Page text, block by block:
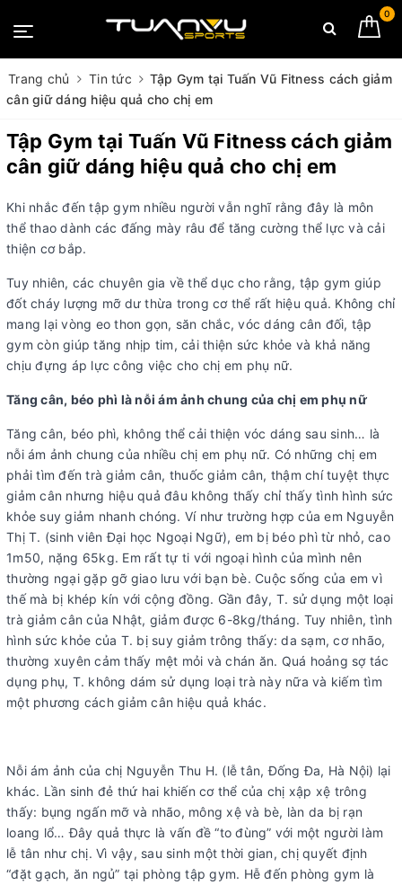
0
Trang chủ Tin tức
Tập Gym tại Tuấn Vũ Fitness cách giảm
cân giữ dáng hiệu quả cho chị em
Tập Gym tại Tuấn Vũ Fitness cách giảm
cân giữ dáng hiệu quả cho chị em
Khi nhắc đến tập gym nhiều người vẫn nghĩ rằng đây là môn
thể thao dành các đấng mày râu để tăng cường thể lực và cải
thiện cơ bắp.
Tuy nhiên, các chuyên gia về thể dục cho rằng, tập gym giúp
đốt cháy lượng mỡ dư thừa trong cơ thể rất hiệu quả. Không chỉ
mang lại vòng eo thon gọn, săn chắc, vóc dáng cân đối, tập
gym còn giúp tăng nhịp tim, cải thiện sức khỏe và khả năng
chịu đựng áp lực công việc cho chị em phụ nữ.
Tăng cân, béo phì là nỗi ám ảnh chung của chị em phụ nữ
Tăng cân, béo phì, không thể cải thiện vóc dáng sau sinh… là
nỗi ám ảnh chung của nhiều chị em phụ nữ. Có những chị em
phải tìm đến trà giảm cân, thuốc giảm cân, thậm chí tuyệt thực
giảm cân nhưng hiệu quả đâu không thấy chỉ thấy tình hình sức
khỏe suy giảm nhanh chóng. Ví như trường hợp của em Nguyễn
Thị T. (sinh viên Đại học Ngoại Ngữ), em bị béo phì từ nhỏ, cao
1m50, nặng 65kg. Em rất tự ti với ngoại hình của mình nên
thường ngại gặp gỡ giao lưu với bạn bè. Cuộc sống của em vì
thế mà bị khép kín với cộng đồng. Gần đây, T. sử dụng một loại
trà giảm cân của Nhật, giảm được 6-8kg/tháng. Tuy nhiên, tình
hình sức khỏe của T. bị suy giảm trông thấy: da sạm, cơ nhão,
thường xuyên cảm thấy mệt mỏi và chán ăn. Quá hoảng sợ tác
dụng phụ, T. không dám sử dụng loại trà này nữa và kiếm tìm
một phương cách giảm cân hiệu quả khác.
Nỗi ám ảnh của chị Nguyễn Thu H. (lễ tân, Đống Đa, Hà Nội) lại
khác. Lần sinh đẻ thứ hai khiến cơ thể của chị xập xệ trông
thấy: bụng ngấn mỡ và nhão, mông xệ và bè, làn da bị rạn
loang lổ… Đây quả thực là vấn đề “to đùng” với một người làm
lễ tân như chị. Vì vậy, sau sinh một thời gian, chị quyết định
“đặt gạch, ăn ngủ” tại phòng tập gym. Hễ đến phòng gym là